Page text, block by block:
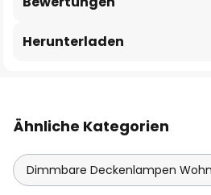
Herunterladen
Ähnliche Kategorien
Dimmbare Deckenlampen